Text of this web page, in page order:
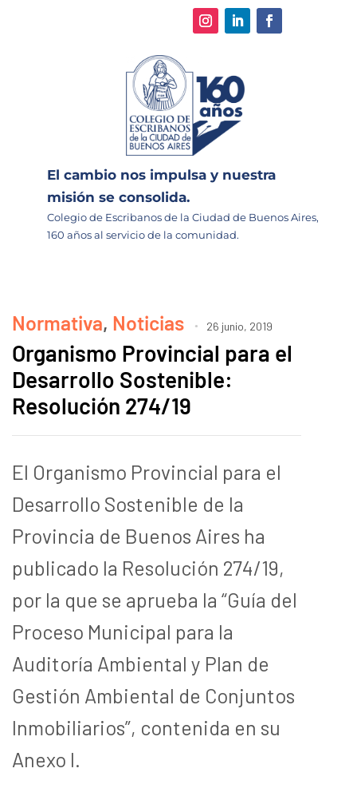
El cambio nos impulsa y nuestra
misión se consolida.
Colegio de Escribanos de la Ciudad de Buenos Aires,
160 años al servicio de la comunidad.
Normativa, Noticias 26 junio, 2019
Organismo Provincial para el
Desarrollo Sostenible:
Resolución 274/19
El Organismo Provincial para el
Desarrollo Sostenible de la
Provincia de Buenos Aires ha
publicado la Resolución 274/19,
por la que se aprueba la “Guía del
Proceso Municipal para la
Auditoría Ambiental y Plan de
Gestión Ambiental de Conjuntos
Inmobiliarios”, contenida en su
Anexo I.